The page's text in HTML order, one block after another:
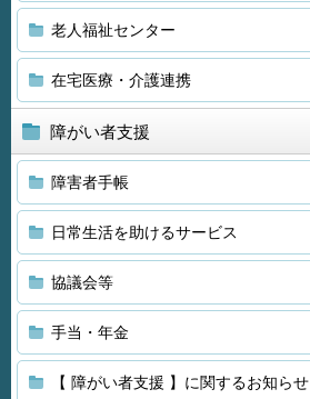
老人福祉センター
在宅医療・介護連携
障がい者支援
障害者手帳
日常生活を助けるサービス
協議会等
手当・年金
【 障がい者支援 】に関するお知らせ